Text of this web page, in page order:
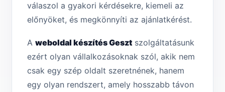
válaszol a gyakori kérdésekre, kiemeli az
előnyöket, és megkönnyíti az ajánlatkérést.
A weboldal készítés Geszt szolgáltatásunk
ezért olyan vállalkozásoknak szól, akik nem
csak egy szép oldalt szeretnének, hanem
egy olyan rendszert, amely hosszabb távon